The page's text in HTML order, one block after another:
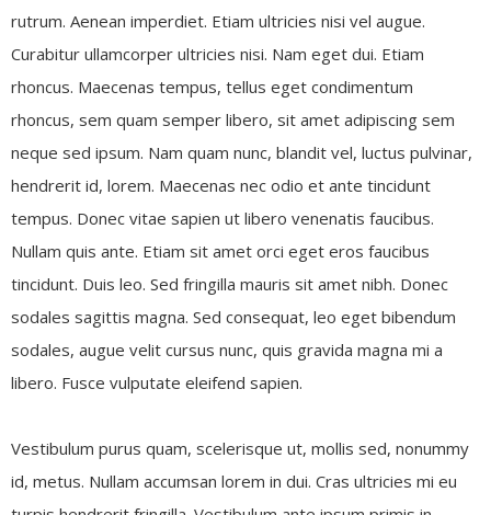
rutrum. Aenean imperdiet. Etiam ultricies nisi vel augue.
Curabitur ullamcorper ultricies nisi. Nam eget dui. Etiam
rhoncus. Maecenas tempus, tellus eget condimentum
rhoncus, sem quam semper libero, sit amet adipiscing sem
neque sed ipsum. Nam quam nunc, blandit vel, luctus pulvinar,
hendrerit id, lorem. Maecenas nec odio et ante tincidunt
tempus. Donec vitae sapien ut libero venenatis faucibus.
Nullam quis ante. Etiam sit amet orci eget eros faucibus
tincidunt. Duis leo. Sed fringilla mauris sit amet nibh. Donec
sodales sagittis magna. Sed consequat, leo eget bibendum
sodales, augue velit cursus nunc, quis gravida magna mi a
libero. Fusce vulputate eleifend sapien.
Vestibulum purus quam, scelerisque ut, mollis sed, nonummy
id, metus. Nullam accumsan lorem in dui. Cras ultricies mi eu